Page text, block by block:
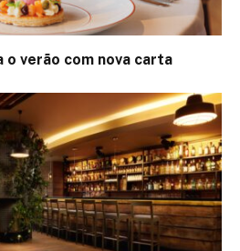
verão com nova carta